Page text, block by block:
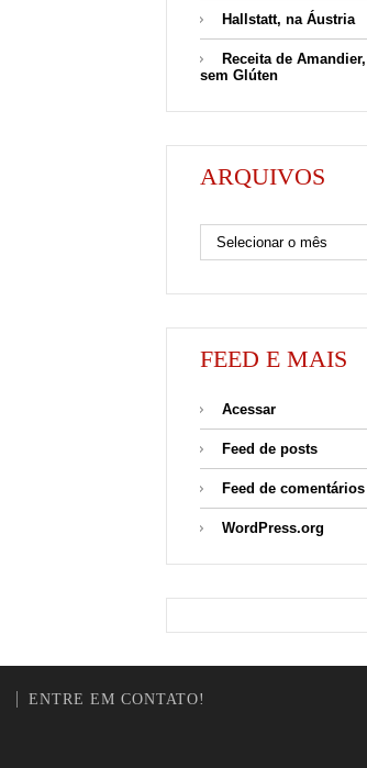
Hallstatt, na Áustria
Receita de
sem Glúten
ARQUIVOS
FEED E MAIS
Acessar
Feed de posts
Feed de comentários
WordPress.org
ENTRE EM CONTATO!